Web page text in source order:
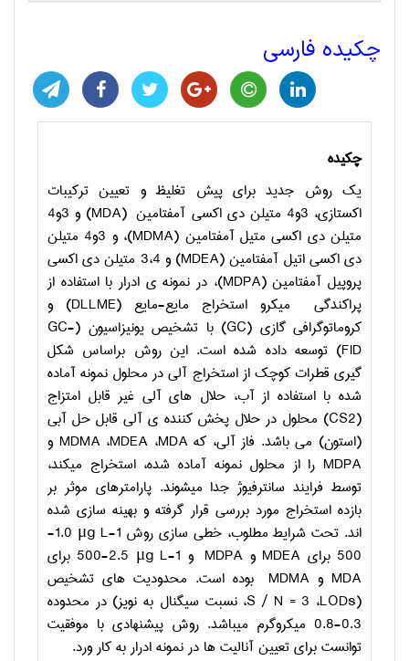
چکیده فارسی
چکیده
یک روش جدید برای پیش تغلیظ و تعیین ترکیبات
اکستازی، 3و4 متيلن دي اکسي آمفتامين (
MDA
) و 3و4
متيلن دي اکسي متیل آمفتامين (MDMA
)، و 3و4 متيلن
دي اکسي اتیل آمفتامين (MDEA
) و 3،4 متيلن دي اکسي
پروپیل آمفتامين (MDPA)، در نمونه ی ادرار با استفاده از
پراکندگی میکرو استخراج مایع-مایع (DLLME) و
کروماتوگرافی گازی (GC) با تشخیص یونیزاسیون (GC-
FID) توسعه داده شده است. این روش براساس شکل
گیری قطرات کوچک از استخراج آلی در محلول نمونه آماده
شده با استفاده از آب، حلال های آلی غیر قابل امتزاج
(
CS2) محلول در حلال پخش کننده ی آلی قابل حل آبی
(استون) می باشد. فاز آلی، کهMDA، MDEA،MDMA و
MDPA را از محلول نمونه آماده شده، استخراج میکند،
توسط فرایند سانترفیوژ جدا میشوند. پارامترهای موثر بر
بازده استخراج مورد بررسی قرار گرفته و بهینه سازی شده
اند. تحت شرایط مطلوب، خطی سازی روش μg L-1
1.0-
500 برای
MDEA و MDPA و μg L-1
MDA و MDMA بوده است. محدودیت های تشخیص
(
LODs، S / N = 3، نسبت سیگنال به نویز) در محدوده
0.3-0.8 میکروگرم میباشد. روش پیشنهادی با موفقیت
توانست برای تعیین آنالیت ها در نمونه ادرار به کار ورد.